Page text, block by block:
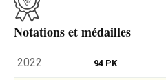
Notations et médailles
2022 94 PK